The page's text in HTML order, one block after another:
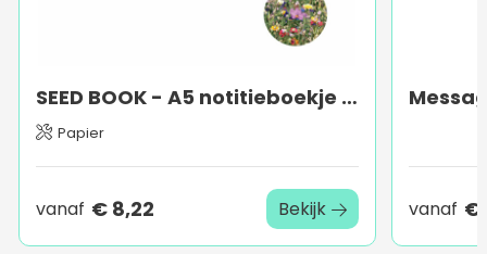
SEED BOOK - A5 notitieboekje zaadpapier
Papier
vanaf € 8,22 Bekijk vanaf €